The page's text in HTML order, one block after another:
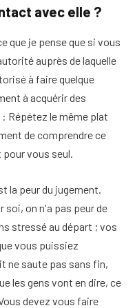
avec elle ?
que je pense que si vous
auprès de laquelle
à faire quelque
à acquérir des
Répétez le même plat
de comprendre ce
vous seul.
la peur du jugement.
soi, on n'a pas peur de
stressé au départ ; vos
vous puissiez
ne saute pas sans fin,
les gens vont en dire, ce
devez vous faire